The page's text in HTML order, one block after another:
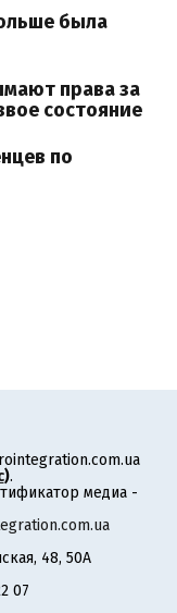
была
права за
состояние
по
).
медиа -
48, 50А
07